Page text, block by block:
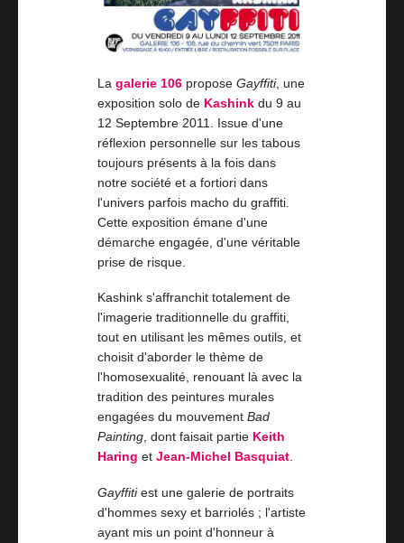
Lagalerie 106 proposeGayffiti, une
exposition solo de Kashink du 9 au
12 Septembre 2011. Issue d'une
réflexion personnelle sur les tabous
toujours présents à la fois dans
notre société et a fortiori dans
l'univers parfois macho du graffiti.
Cette exposition émane d'une
démarche engagée, d'une véritable
prise de risque.
Kashink s'affranchit totalement de
l'imagerie traditionnelle du graffiti,
tout en utilisant les mêmes outils, et
choisit d'aborder le thème de
l'homosexualité, renouant là avec la
tradition des peintures murales
engagées du mouvementBad
Painting , dont faisait partie Keith
Haring etJean-Michel Basquiat
Gayffitiest une galerie de portraits
d'hommes sexy et barriolés ; l'artiste
ayant mis un point d'honneur à